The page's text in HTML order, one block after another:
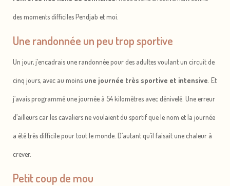
des moments difficiles Pendjab et moi.
Une randonnée un peu trop sportive
Un jour, j’encadrais une randonnée pour des adultes voulant un circuit de
cinq jours, avec au moins une journée très sportive et intensive . Et
j’avais programmé une journée à 54 kilomètres avec dénivelé. Une erreur
d’ailleurs car les cavaliers ne voulaient du sportif que le nom et la journée
a été très difficile pour tout le monde. D’autant qu’il faisait une chaleur à
crever.
Petit coup de mou